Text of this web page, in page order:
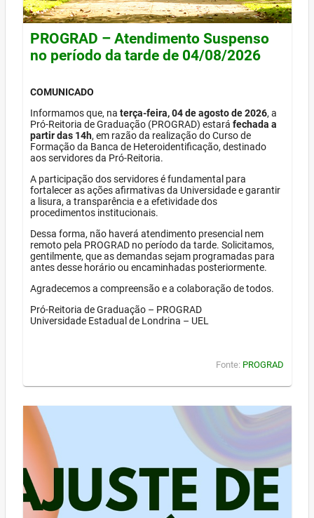
PROGRAD – Atendimento Suspenso
no período da tarde de 04/08/2026
COMUNICADO
Informamos que, na terça-feira, 04 de agosto de 2026, a
Pró-Reitoria de Graduação (PROGRAD) estará fechada a
partir das 14h, em razão da realização do Curso de
Formação da Banca de Heteroidentificação, destinado
aos servidores da Pró-Reitoria.
A participação dos servidores é fundamental para
fortalecer as ações afirmativas da Universidade e garantir
a lisura, a transparência e a efetividade dos
procedimentos institucionais.
Dessa forma, não haverá atendimento presencial nem
remoto pela PROGRAD no período da tarde. Solicitamos,
gentilmente, que as demandas sejam programadas para
antes desse horário ou encaminhadas posteriormente.
Agradecemos a compreensão e a colaboração de todos.
Pró-Reitoria de Graduação – PROGRAD
Universidade Estadual de Londrina – UEL
Fonte: PROGRAD